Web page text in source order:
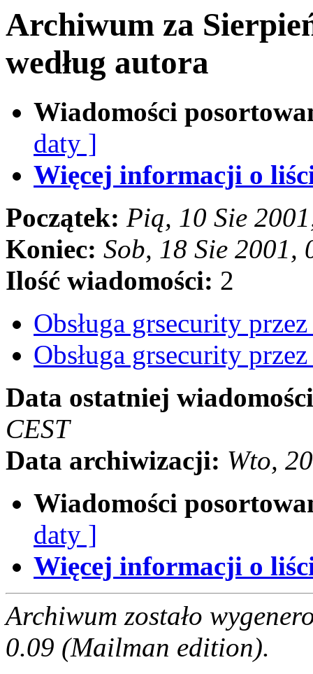
Archiwum za
według autora
Wiadomości
daty ]
Więcej informacji o
Początek: Pią, 10 Sie
Koniec: Sob, 18 Sie 2001,
Ilość wiadomości: 2
Obsługa grsecurity
Obsługa grsecurity
Data ostatniej
CEST
Data archiwizacji: Wto,
Wiadomości
daty ]
Więcej informacji o
Archiwum zostało
0.09 (Mailman edition).